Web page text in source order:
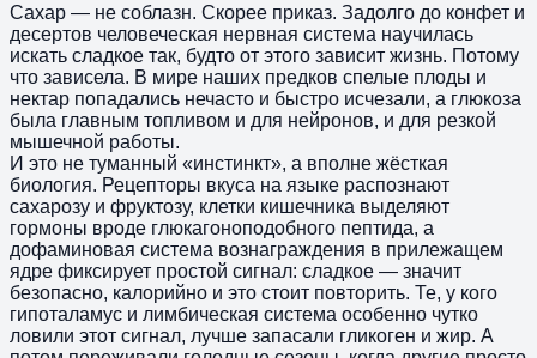
Сахар — не соблазн. Скорее приказ. Задолго до конфет и
десертов человеческая нервная система научилась
искать сладкое так, будто от этого зависит жизнь. Потому
что зависела. В мире наших предков спелые плоды и
нектар попадались нечасто и быстро исчезали, а глюкоза
была главным топливом и для нейронов, и для резкой
мышечной работы.
И это не туманный «инстинкт», а вполне жёсткая
биология. Рецепторы вкуса на языке распознают
сахарозу и фруктозу, клетки кишечника выделяют
гормоны вроде глюкагоноподобного пептида, а
дофаминовая система вознаграждения в прилежащем
ядре фиксирует простой сигнал: сладкое — значит
безопасно, калорийно и это стоит повторить. Те, у кого
гипоталамус и лимбическая система особенно чутко
ловили этот сигнал, лучше запасали гликоген и жир. А